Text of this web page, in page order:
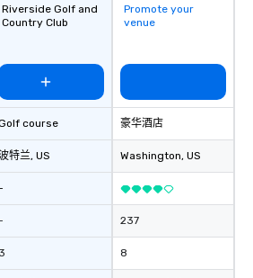
Riverside Golf and
Country Club
course
特兰, US
3
Promote your
venue
豪华酒店
Washington, US
237
8